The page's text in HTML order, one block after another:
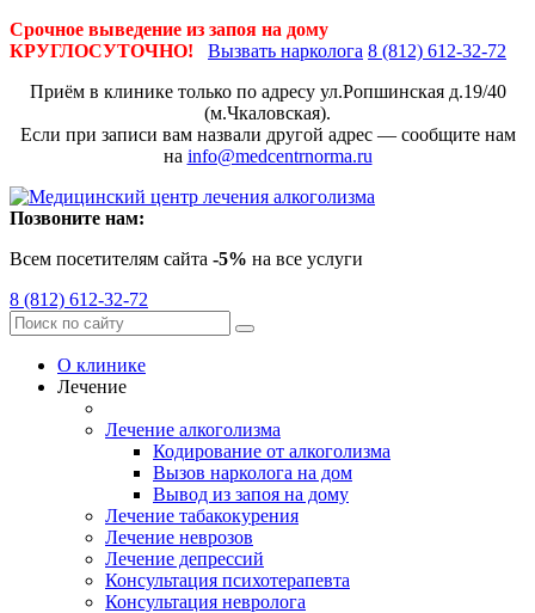
Срочное выведение из запоя на дому
КРУГЛОСУТОЧНО!
Вызвать нарколога 8 (812) 612-32-72
Приём в клинике только по адресу ул.Ропшинская д.19/40
(м.Чкаловская).
Если при записи вам назвали другой адрес — сообщите нам
на info@medcentrnorma.ru
Позвоните нам:
Всем посетителям сайта -5% на все услуги
8 (812) 612-32-72
О клинике
Лечение
Лечение алкоголизма
Кодирование от алкоголизма
Вызов нарколога на дом
Вывод из запоя на дому
Лечение табакокурения
Лечение неврозов
Лечение депрессий
Консультация психотерапевта
Консультация невролога